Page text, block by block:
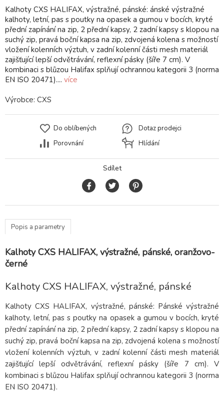
Kalhoty CXS HALIFAX, výstražné, pánské: ánské výstražné
kalhoty, letní, pas s poutky na opasek a gumou v bocích, kryté
přední zapínání na zip, 2 přední kapsy, 2 zadní kapsy s klopou na
suchý zip, pravá boční kapsa na zip, zdvojená kolena s možností
vložení kolenních výztuh, v zadní kolenní části mesh materiál
zajišťující lepší odvětrávání, reflexní pásky (šíře 7 cm). V
kombinaci s blůzou Halifax splňují ochrannou kategorii 3 (norma
EN ISO 20471).... více
Výrobce: CXS
Do oblíbených
Porovnání
Dotaz prodejci
Hlídání
Sdílet
Popis a parametry
Kalhoty CXS HALIFAX, výstražné, pánské, oranžovo-
černé
Kalhoty CXS HALIFAX, výstražné, pánské
Kalhoty CXS HALIFAX, výstražné, pánské: Pánské výstražné
kalhoty, letní, pas s poutky na opasek a gumou v bocích, kryté
přední zapínání na zip, 2 přední kapsy, 2 zadní kapsy s klopou na
suchý zip, pravá boční kapsa na zip, zdvojená kolena s možností
vložení kolenních výztuh, v zadní kolenní části mesh materiál
zajišťující lepší odvětrávání, reflexní pásky (šíře 7 cm). V
kombinaci s blůzou Halifax splňují ochrannou kategorii 3 (norma
EN ISO 20471).